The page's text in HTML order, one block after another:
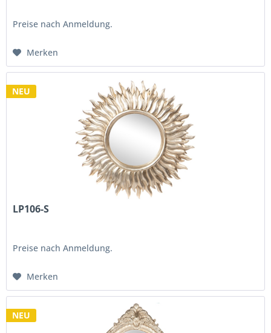
Preise nach Anmeldung.
Merken
NEU
LP106-S
Preise nach Anmeldung.
Merken
NEU